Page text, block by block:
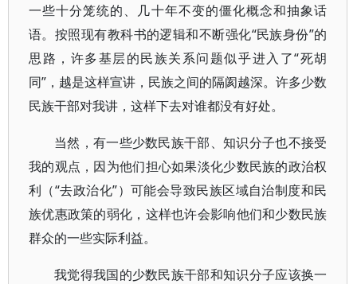
一些十分笼统的、几十年不变的僵化概念和抽象话
语。按照现有教科书的逻辑和不断强化“民族身份”的
思路，许多基层的民族关系问题似乎进入了“死胡
同”，越是这样宣讲，民族之间的隔阂越深。许多少数
民族干部对我讲，这样下去对谁都没有好处。
当然，有一些少数民族干部、知识分子也不接受
我的观点，因为他们担心如果淡化少数民族的政治权
利（“去政治化”）可能会导致民族区域自治制度和民
族优惠政策的弱化，这样也许会影响他们和少数民族
群众的一些实际利益。
我觉得我国的少数民族干部和知识分子应该换一